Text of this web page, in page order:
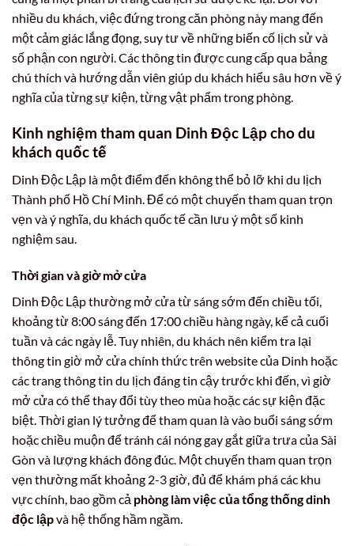
nhiều du khách, việc đứng trong căn phòng này mang đến
một cảm giác lắng đọng, suy tư về những biến cố lịch sử và
số phận con người. Các thông tin được cung cấp qua bảng
chú thích và hướng dẫn viên giúp du khách hiểu sâu hơn về ý
nghĩa của từng sự kiện, từng vật phẩm trong phòng.
Kinh nghiệm tham quan Dinh Độc Lập cho du
khách quốc tế
Dinh Độc Lập là một điểm đến không thể bỏ lỡ khi du lịch
Thành phố Hồ Chí Minh. Để có một chuyến tham quan trọn
vẹn và ý nghĩa, du khách quốc tế cần lưu ý một số kinh
nghiệm sau.
Thời gian và giờ mở cửa
Dinh Độc Lập thường mở cửa từ sáng sớm đến chiều tối,
khoảng từ 8:00 sáng đến 17:00 chiều hàng ngày, kể cả cuối
tuần và các ngày lễ. Tuy nhiên, du khách nên kiểm tra lại
thông tin giờ mở cửa chính thức trên website của Dinh hoặc
các trang thông tin du lịch đáng tin cậy trước khi đến, vì giờ
mở cửa có thể thay đổi tùy theo mùa hoặc các sự kiện đặc
biệt. Thời gian lý tưởng để tham quan là vào buổi sáng sớm
hoặc chiều muộn để tránh cái nóng gay gắt giữa trưa của Sài
Gòn và lượng khách đông đúc. Một chuyến tham quan trọn
vẹn thường mất khoảng 2-3 giờ, đủ để khám phá các khu
vực chính, bao gồm cả phòng làm việc của tổng thống dinh
độc lậpvà hệ thống hầm ngầm.